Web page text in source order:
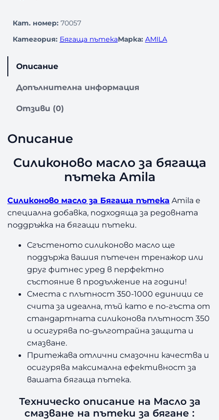
Кат. номер: 70057
Категория: Бягаща пътекаМарка: AMILA
Описание
Допълнителна информация
Отзиви (0)
Описание
Силиконово масло за бягаща
пътека Amila
Силиконово масло за Бягаща пътека Amila е
специална добавка, подходяща за редовната
поддръжка на бягащи пътеки.
Сгъстеното силиконово масло ще
поддържа вашия пътечен тренажор или
друг фитнес уред в перфектно
състояние в продължение на години!
Сместа с плътност 350-1000 единици се
счита за идеална, тъй като е по-гъста от
стандартната силиконова плътност 350
и осигурява по-дълготрайна защита и
смазване.
Притежава отлични смазочни качества и
осигурява максимална ефективност за
вашата бягаща пътека.
Техническо описание на Масло за
смазване на пътеки за бягане :